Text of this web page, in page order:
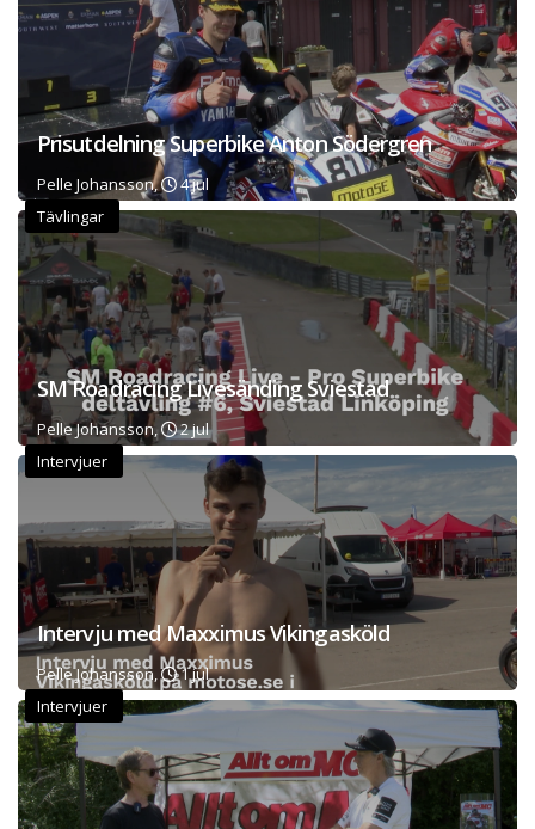
Prisutdelning Superbike Anton Södergren
Pelle Johansson,
4 jul
Tävlingar
SM Roadracing Livesänding Sviestad
Pelle Johansson,
2 jul
Intervjuer
Intervju med Maxximus Vikingasköld
Pelle Johansson,
1 jul
Intervjuer